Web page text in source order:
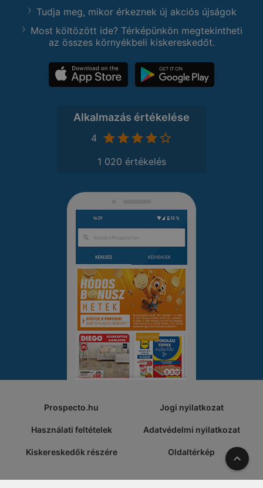
Tudja meg, mikor érkeznek új akciós újságok
Most költözött ide? Térképünkön megtekintheti
az összes környékbeli kiskereskedőt.
Alkalmazás értékelése
4
1 020 értékelés
Prospecto.hu Jogi nyilatkozat
Használati feltételek Adatvédelmi nyilatkozat
Kiskereskedők részére Oldaltérkép A